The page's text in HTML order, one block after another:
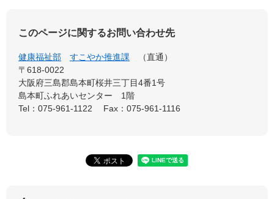
このページに関するお問い合わせ先
健康福祉部 すこやか推進課
直通
〒618-0022
大阪府三島郡島本町桜井三丁目4番1号
島本町ふれあいセンター 1階
Tel：075-961-1122
Fax：075-961-1116